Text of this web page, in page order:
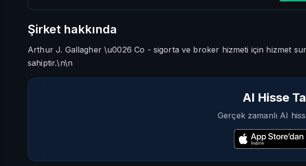
Şirket hakkında
Arthur J. Gallagher \u0026 Co - sigorta ve broker hizmeti için hizmet
sahiptir.\n\n
AI Hisse
Gerçek zamanlı AI